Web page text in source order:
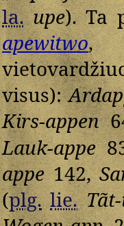
la. upe). Ta
apewitwo
visus):
Kirs-appen
Lauk-appe
appe142,
(plg. lie.